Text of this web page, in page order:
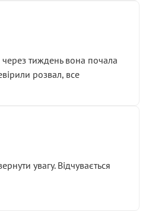
через тиждень вона почала
розвал, все
увагу. Відчувається